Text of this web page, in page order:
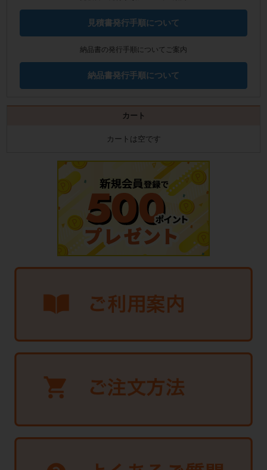
見積書発行手順について
納品書の発行手順についてご案内
納品書発行手順について
カート
カートは空です